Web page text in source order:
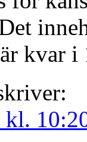
kvar i
kl.